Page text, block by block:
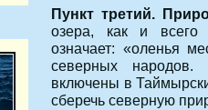
Пункт третий.
озера, как и всего
означает: «оленья
северных
включены в
сберечь северную